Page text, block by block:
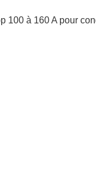
à 160 A pour